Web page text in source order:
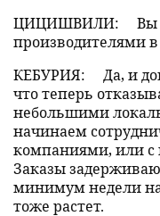
ЦИЦИШВИЛИ:
Вы
производителями
КЕБУРИЯ:
Да, и
что теперь
небольшими
начинаем
компаниями, или с
Заказы
минимум недели на
тоже растет.